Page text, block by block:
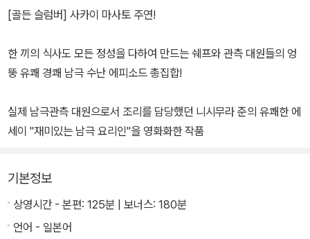
[골든 슬럼버] 사카이 마사토 주연!
한 끼의 식사도 모든 정성을 다하여 만드는 쉐프와 관측 대원들의 엉
뚱 유쾌 경쾌 남극 수난 에피소드 총집합!
실제 남극관측 대원으로서 조리를 담당했던 니시무라 준의 유쾌한 에
세이 "재미있는 남극 요리인"을 영화화한 작품
기본정보
상영시간 - 본편: 125분 | 보너스: 180분
언어 - 일본어